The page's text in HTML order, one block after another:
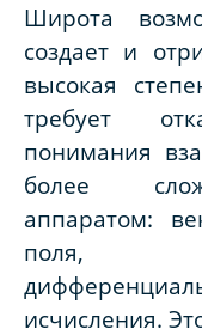
Широта
создает и
высокая
требует
понимания
более
аппаратом:
поля,
исчисления.